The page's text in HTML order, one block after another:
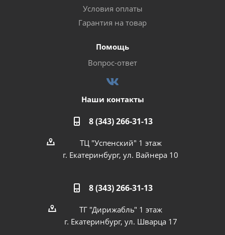
Условия оплаты
Гарантия на товар
Помощь
Вопрос-ответ
Наши контакты
8 (343) 266-31-13
ТЦ "Успенский" 1 этаж
г. Екатеринбург, ул. Вайнера 10
8 (343) 266-31-13
ТГ "Дирижабль" 1 этаж
г. Екатеринбург, ул. Шварца 17